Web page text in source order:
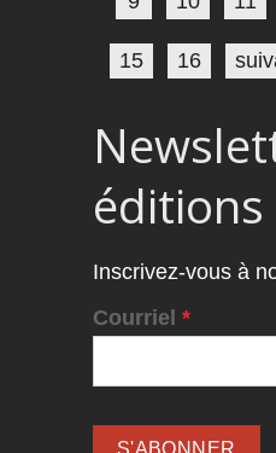
15 16
éditions
Inscrivez-vous à
Courriel *